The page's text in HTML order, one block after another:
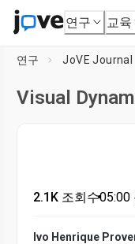
연구 교육
연구 JoVE Journal
Visual
2.1K 조회수•05:00
Ivo Henrique